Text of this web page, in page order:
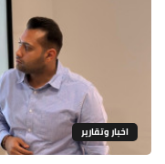
اخبار وتقارير